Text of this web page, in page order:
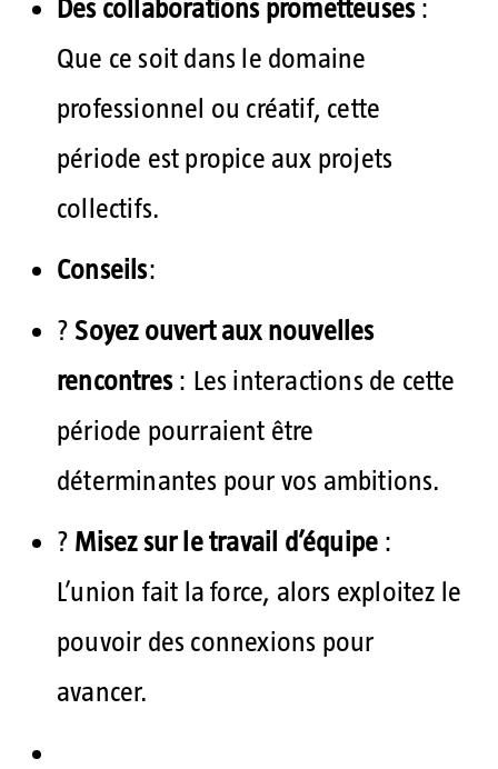
Des collaborations prometteuses:
Que ce soit dans le domaine
professionnel ou créatif, cette
période est propice aux projets
collectifs.
Conseils:
? Soyez ouvert aux nouvelles
rencontres: Les interactions de cette
période pourraient être
déterminantes pour vos ambitions.
? Misez sur le travail d’équipe :
L’union fait la force, alors exploitez le
pouvoir des connexions pour
avancer.